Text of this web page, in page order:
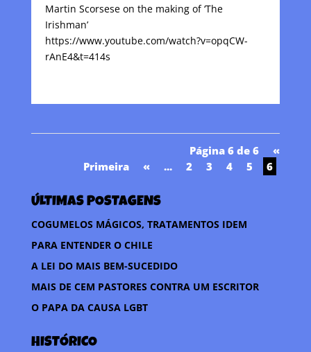
Martin Scorsese on the making of ‘The
Irishman’
https://www.youtube.com/watch?v=opqCW-
rAnE4&t=414s
Página 6 de 6
«
Primeira
« ... 2 3 4 5 6
ÚLTIMAS POSTAGENS
COGUMELOS MÁGICOS, TRATAMENTOS IDEM
PARA ENTENDER O CHILE
A LEI DO MAIS BEM-SUCEDIDO
MAIS DE CEM PASTORES CONTRA UM ESCRITOR
O PAPA DA CAUSA LGBT
HISTÓRICO